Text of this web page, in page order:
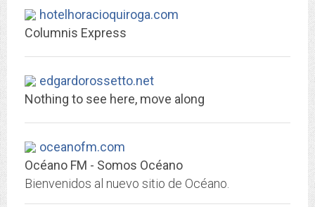
hotelhoracioquiroga.com
Columnis Express
edgardorossetto.net
Nothing to see here, move along
oceanofm.com
Océano FM - Somos Océano
Bienvenidos al nuevo sitio de Océano.